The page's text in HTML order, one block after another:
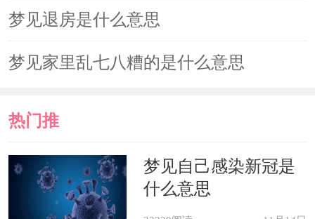
梦见退房是什么意思
梦见家里乱七八糟的是什么意思
热门推
荐
梦见自己感染新冠是
什么意思